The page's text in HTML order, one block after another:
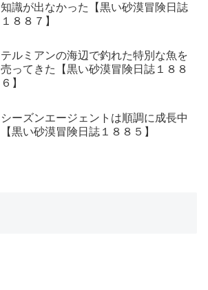
知識が出なかった【黒い砂漠冒険日誌
１８８７】
テルミアンの海辺で釣れた特別な魚を
売ってきた【黒い砂漠冒険日誌１８８
６】
シーズンエージェントは順調に成長中
【黒い砂漠冒険日誌１８８５】